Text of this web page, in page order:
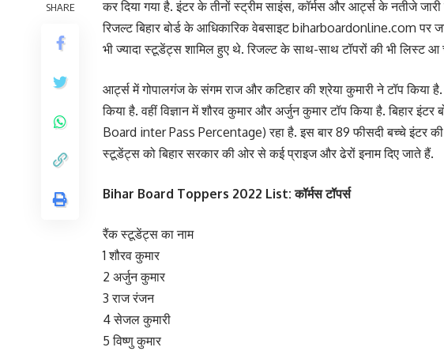
SHARE
कर दिया गया है. इंटर के तीनों स्ट्रीम साइंस, कॉर्मस और आर्ट्स के नतीजे
रिजल्ट बिहार बोर्ड के आधिकारिक वेबसाइट biharboardonline.com पर
भी ज्यादा स्टूडेंट्स शामिल हुए थे. रिजल्ट के साथ-साथ टॉपरों की भी लिस्ट आ
आर्ट्स में गोपालगंज के संगम राज और कटिहार की श्रेया कुमारी ने टॉप किया
किया है. वहीं विज्ञान में शौरव कुमार और अर्जुन कुमार टॉप किया है. बिहार
Board inter Pass Percentage) रहा है. इस बार 89 फीसदी बच्चे इंटर की
स्टूडेंट्स को बिहार सरकार की ओर से कई प्राइज और ढेरों इनाम दिए जाते हैं.
Bihar Board Toppers 2022 List: कॉर्मस टॉपर्स
रैंक स्टूडेंट्स का नाम
1 शौरव कुमार
2 अर्जुन कुमार
3 राज रंजन
4 सेजल कुमारी
5 विष्णु कुमार